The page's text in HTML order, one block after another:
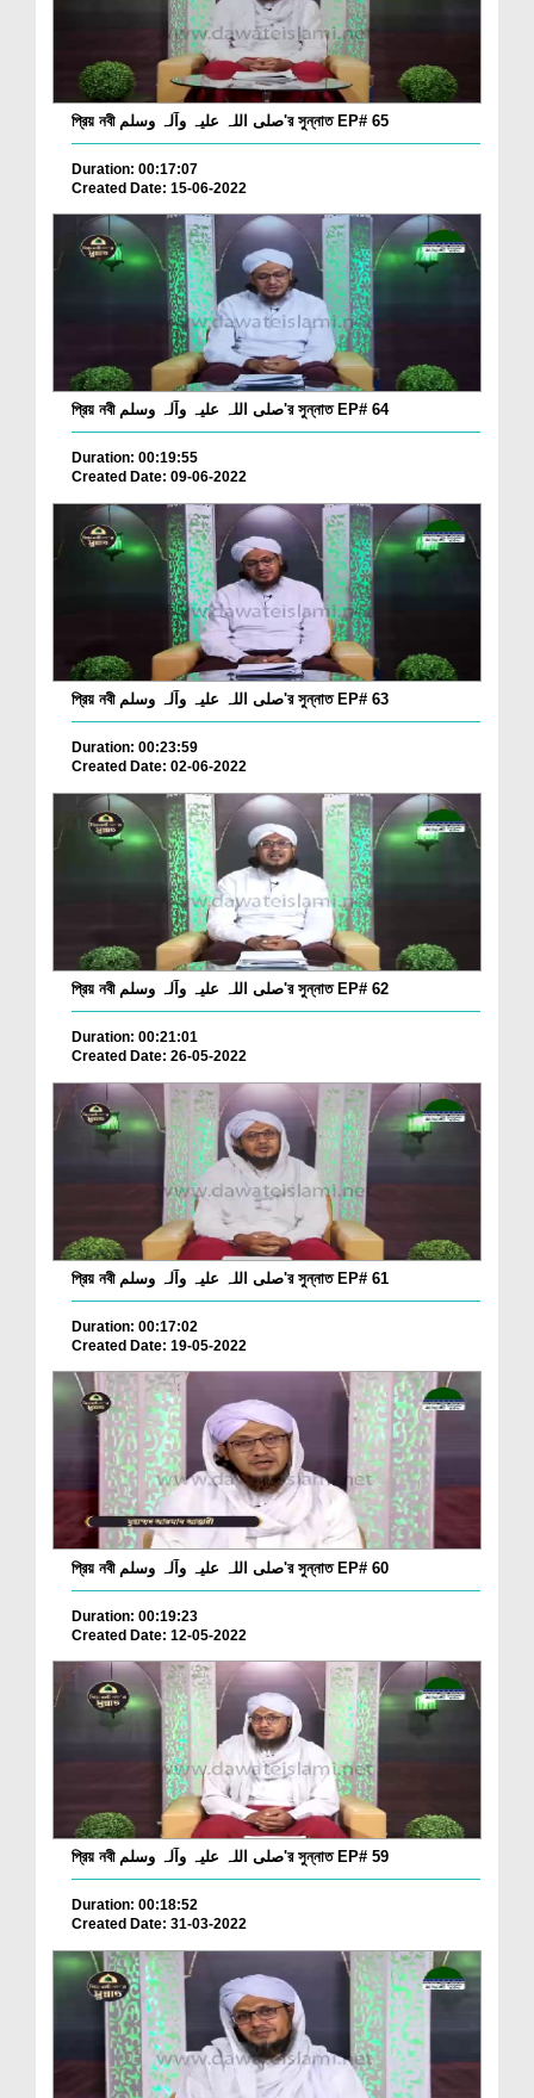
প্রিয় নবী صلی اللہ علیہ وآلہ وسلم'র সুন্নাত EP# 65
Duration: 00:17:07
Created Date: 15-06-2022
প্রিয় নবী صلی اللہ علیہ وآلہ وسلم'র সুন্নাত EP# 64
Duration: 00:19:55
Created Date: 09-06-2022
প্রিয় নবী صلی اللہ علیہ وآلہ وسلم'র সুন্নাত EP# 63
Duration: 00:23:59
Created Date: 02-06-2022
প্রিয় নবী صلی اللہ علیہ وآلہ وسلم'র সুন্নাত EP# 62
Duration: 00:21:01
Created Date: 26-05-2022
প্রিয় নবী صلی اللہ علیہ وآلہ وسلم'র সুন্নাত EP# 61
Duration: 00:17:02
Created Date: 19-05-2022
প্রিয় নবী صلی اللہ علیہ وآلہ وسلم'র সুন্নাত EP# 60
Duration: 00:19:23
Created Date: 12-05-2022
প্রিয় নবী صلی اللہ علیہ وآلہ وسلم'র সুন্নাত EP# 59
Duration: 00:18:52
Created Date: 31-03-2022